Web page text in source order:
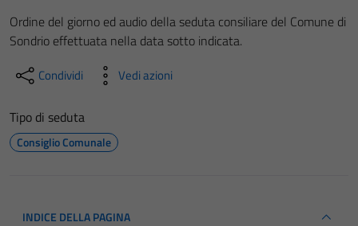
Ordine del giorno ed audio della seduta consiliare del Comune di
Sondrio effettuata nella data sotto indicata.
Condividi Vedi azioni
Tipo di seduta
Consiglio Comunale
INDICE DELLA PAGINA